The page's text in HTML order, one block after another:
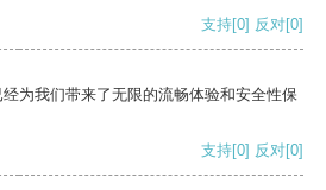
支持[0] 反对[0]
为我们带来了无限的流畅体验和安全性保
支持[0] 反对[0]